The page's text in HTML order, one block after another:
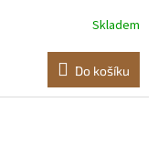
zpracování dřeva a
Skladem
Do košíku